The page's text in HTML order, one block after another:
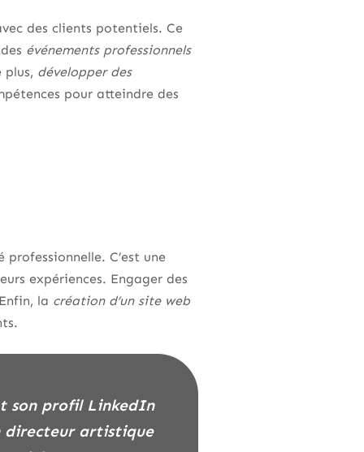
des clients potentiels. Ce
événements professionnels
plus, développer des
pour atteindre des
C’est une
expériences. Engager des
la création d’un site web
directeur artistique